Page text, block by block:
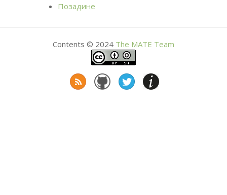
Позадине
Contents © 2024 The MATE Team